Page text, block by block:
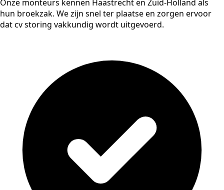
Onze monteurs kennen Haastrecht en Zuid-Holland als
hun broekzak. We zijn snel ter plaatse en zorgen ervoor
dat cv storing vakkundig wordt uitgevoerd.